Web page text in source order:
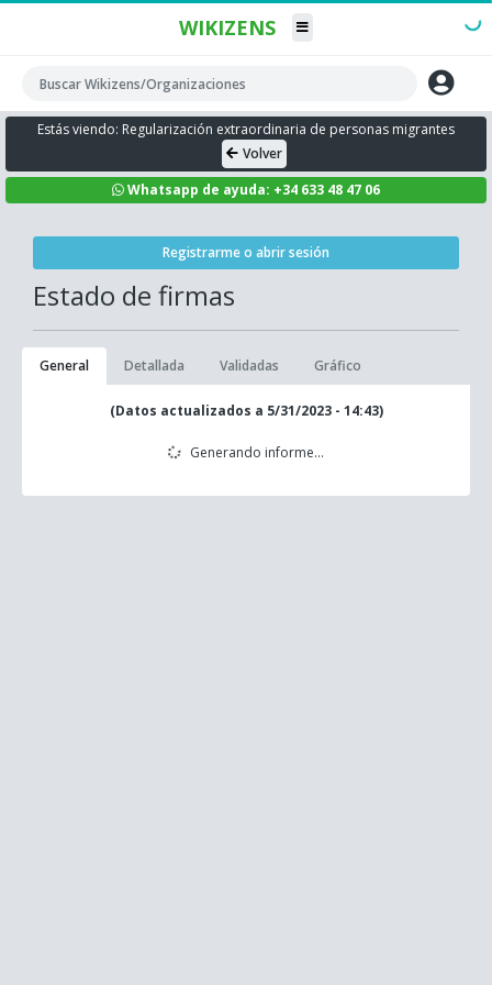
WIKIZENS
Estás viendo: Regularización extraordinaria de personas migrantes
Volver
Whatsapp de ayuda: +34 633 48 47 06
Registrarme o abrir sesión
Estado de firmas
General Detallada Validadas Gráfico
(Datos actualizados a 5/31/2023 - 14:43)
Generando informe...